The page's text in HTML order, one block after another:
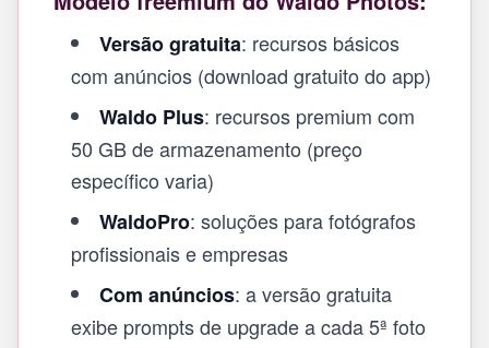
Versão gratuita: recursos básicos
com anúncios (download gratuito do app)
Waldo Plus: recursos premium com
50 GB de armazenamento (preço
específico varia)
WaldoPro: soluções para fotógrafos
profissionais e empresas
Com anúncios: a versão gratuita
exibe prompts de upgrade a cada 5ª foto